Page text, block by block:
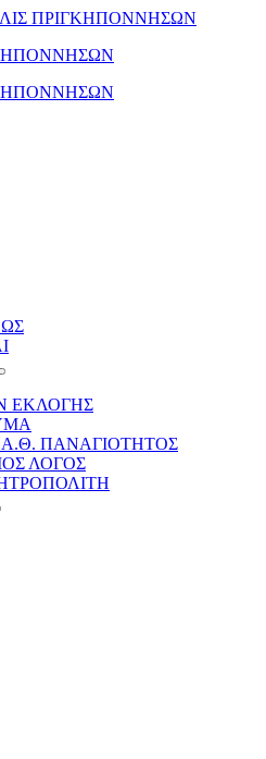
ΕΚΛΟΓΗΣ
ΠΑΝΑΓΙΟΤΗΤΟΣ
ΛΟΓΟΣ